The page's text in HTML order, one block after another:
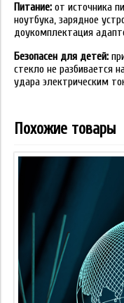
Питание: от источника
ноутбука, зарядное
доукомплектация
Безопасен для детей:
стекло не разбивается
удара электрическим
Похожие товары